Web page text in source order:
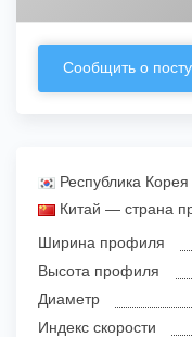
Сообщить о
Республика
Китай — страна
Ширина профиля
Высота профиля
Диаметр
Индекс скорости